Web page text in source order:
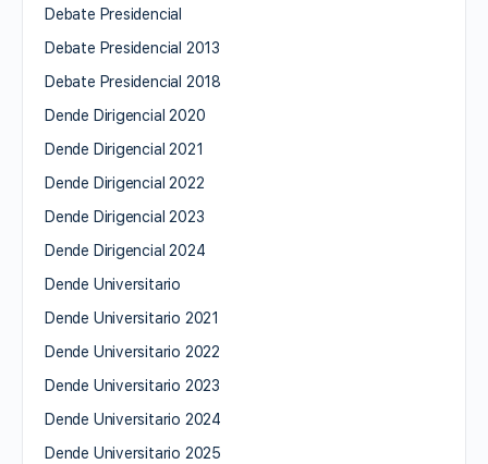
Debate Presidencial
Debate Presidencial 2013
Debate Presidencial 2018
Dende Dirigencial 2020
Dende Dirigencial 2021
Dende Dirigencial 2022
Dende Dirigencial 2023
Dende Dirigencial 2024
Dende Universitario
Dende Universitario 2021
Dende Universitario 2022
Dende Universitario 2023
Dende Universitario 2024
Dende Universitario 2025